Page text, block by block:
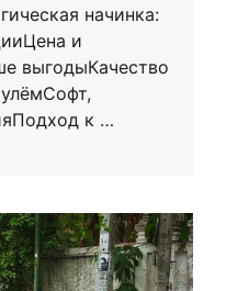
начинка:
и
выгодыКачество
к …